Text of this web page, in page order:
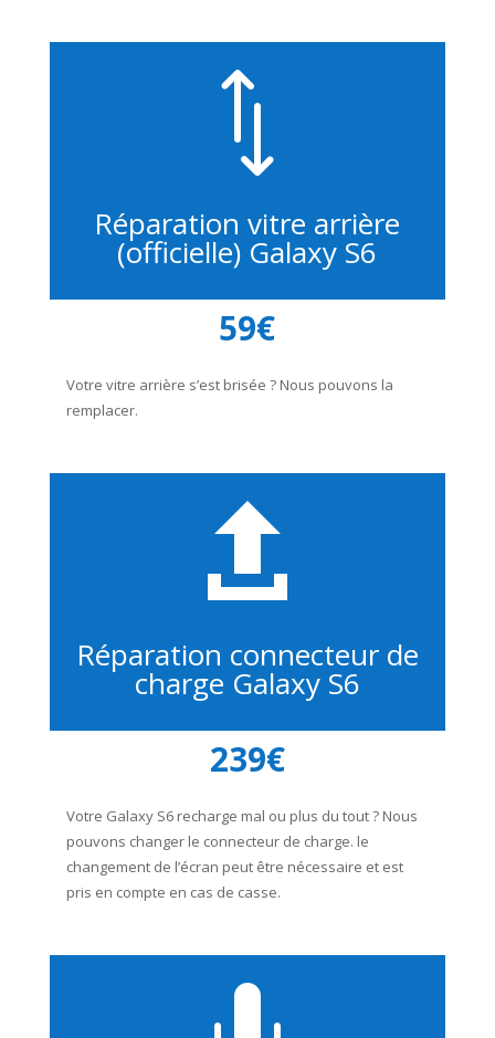
*
Réparation vitre arrière
(officielle) Galaxy S6
59€
Votre vitre arrière s’est brisée ? Nous pouvons la
remplacer.

Réparation connecteur de
charge Galaxy S6
239€
Votre Galaxy S6 recharge mal ou plus du tout ? Nous
pouvons changer le connecteur de charge. le
changement de l’écran peut être nécessaire et est
pris en compte en cas de casse.